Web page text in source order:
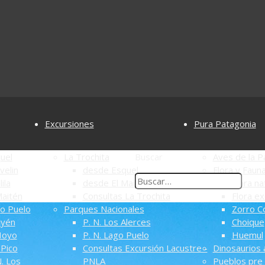
Puelo
Los
Excursiones
desde Esquel
desde El Maitén
Parques Nacionales
P. N. Los Alerces
P. N. Lago Puelo
Consultas Excursión Lacustre -
PNLA
Pura Patagonia
Flora y
Zorro
Choique
Huemul
Dinosaurios
Pueblos